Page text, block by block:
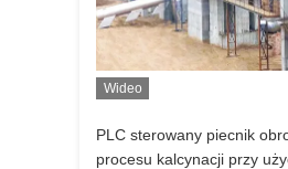
Wideo
PLC sterowany piecnik
procesu kalcynacji przy